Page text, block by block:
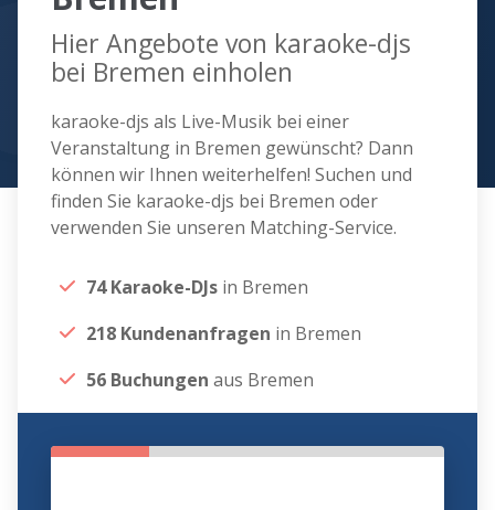
Hier Angebote von karaoke-djs
bei Bremen einholen
karaoke-djs als Live-Musik bei einer
Veranstaltung in Bremen gewünscht? Dann
können wir Ihnen weiterhelfen! Suchen und
finden Sie karaoke-djs bei Bremen oder
verwenden Sie unseren Matching-Service.
74 Karaoke-DJs in Bremen
218 Kundenanfragen in Bremen
56 Buchungen aus Bremen